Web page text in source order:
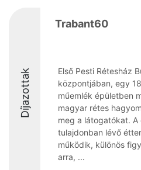
Díjazottak
Trabant60
Első Pesti Rétesház
központjában, egy
műemlék épületben
magyar rétes
meg a látogatókat. A
tulajdonban lévő
működik, különös
arra, ...